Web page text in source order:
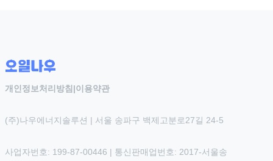
개인정보처리방침 |이용약관
(주)나우에너지솔루션 | 서울 송파구 백제고분로27길 24-5
사업자번호: 199-87-00446 | 통신판매업번호: 2017-서울송